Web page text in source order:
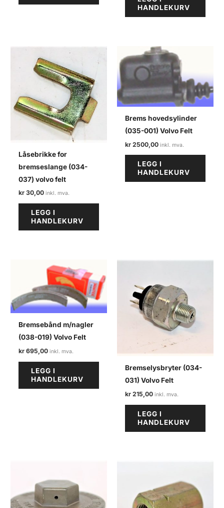
HANDLEKURV
Låsebrikke for
bremseslange (034-
037) volvo felt
kr 30,00
LEGG I
HANDLEKURV
Brems hovedsylinder
(035-001) Volvo Felt
kr 2500,00
LEGG I
HANDLEKURV
Bremsebånd m/nagler
(038-019) Volvo Felt
kr 695,00
LEGG I
HANDLEKURV
Bremselysbryter (034-
031) Volvo Felt
kr 215,00
LEGG I
HANDLEKURV